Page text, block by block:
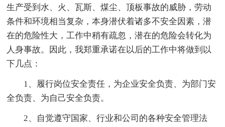
生产受到水、火、瓦斯、煤尘、顶板事故的威胁，劳动
条件和环境相当复杂，本身潜伏着诸多不安全因素，潜
在的危险性大，工作中稍有疏忽，潜在的危险会转化为
人身事故。因此，我郑重承诺在以后的工作中将做到以
下几点：
1、履行岗位安全责任，为企业安全负责、为部门安
全负责、为自己安全负责。
2、自觉遵守国家、行业和公司的各种安全管理法